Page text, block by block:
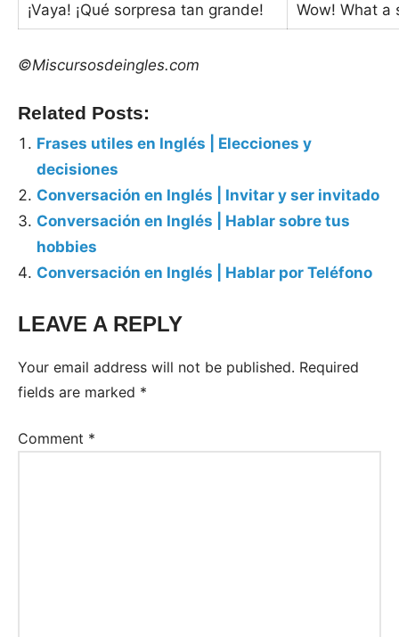
¡Vaya! ¡Qué sorpresa tan grande! Wow! What a
©Miscursosdeingles.com
Related Posts:
Frases utiles en Inglés | Elecciones y
decisiones
Conversación en Inglés | Invitar y ser invitado
Conversación en Inglés | Hablar sobre tus
hobbies
Conversación en Inglés | Hablar por Teléfono
Tags:
útiles
y
LEAVE A REPLY
Your email address will not be published. Required
fields are marked *
Comment *